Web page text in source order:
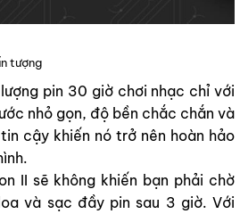
tượng
pin 30 giờ chơi nhạc chỉ với
nhỏ gọn, độ bền chắc chắn và
cậy khiến nó trở nên hoàn hảo
II sẽ không khiến bạn phải chờ
và sạc đầy pin sau 3 giờ. Với